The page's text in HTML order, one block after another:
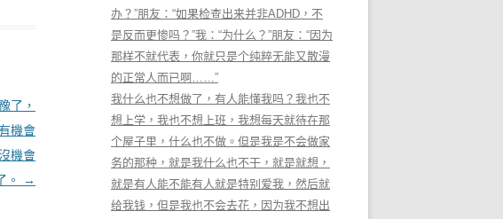
了，
機會
機會
。
→
办？”朋友：“如果检查出来并非ADHD，不
是反而更惨吗？”我：“为什么？”朋友：“因为
那样不就代表，你就只是个纯粹无能又散漫
的正常人而已啊……”
我什么也不想做了，有人能懂我吗？我也不
想上学，我也不想上班，我想每天就待在那
个屋子里，什么也不做。但是我是不会做家
务的那种，就是我什么也不干，就是就想，
就是有人能不能有人就是特别爱我，然后就
给我钱，但是我也不会去花，因为我不想出